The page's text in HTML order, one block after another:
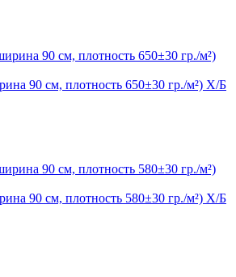
90 см, плотность 650±30 гр./м²) Х/Б
90 см, плотность 580±30 гр./м²) Х/Б